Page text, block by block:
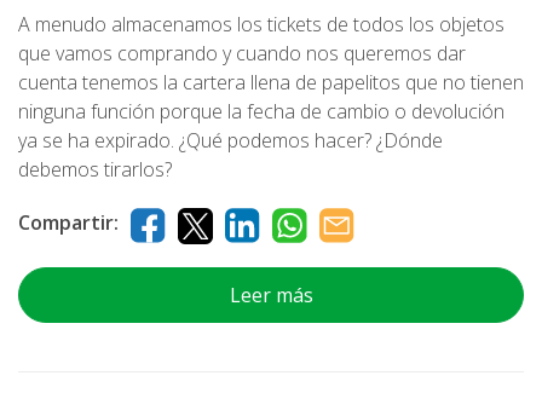
A menudo almacenamos los tickets de todos los objetos
que vamos comprando y cuando nos queremos dar
cuenta tenemos la cartera llena de papelitos que no tienen
ninguna función porque la fecha de cambio o devolución
ya se ha expirado. ¿Qué podemos hacer? ¿Dónde
debemos tirarlos?
Compartir:
Leer más